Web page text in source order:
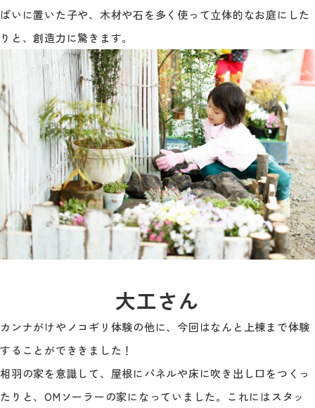
ぱいに置いた子や、木材や石を多く使って立体的なお庭にした
りと、創造力に驚きます。
大工さん
カンナがけやノコギリ体験の他に、今回はなんと上棟まで体験
することができきました！
相羽の家を意識して、屋根にパネルや床に吹き出し口をつくっ
たりと、OMソーラーの家になっていました。これにはスタッ